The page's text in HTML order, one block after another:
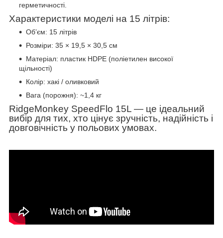
герметичності.
Характеристики моделі на 15 літрів:
Об’єм: 15 літрів
Розміри: 35 × 19,5 × 30,5 см
Матеріал: пластик HDPE (поліетилен високої
щільності)
Колір: хакі / оливковий
Вага (порожня): ~1,4 кг
RidgeMonkey SpeedFlo 15L — це ідеальний
вибір для тих, хто цінує зручність, надійність і
довговічність у польових умовах.